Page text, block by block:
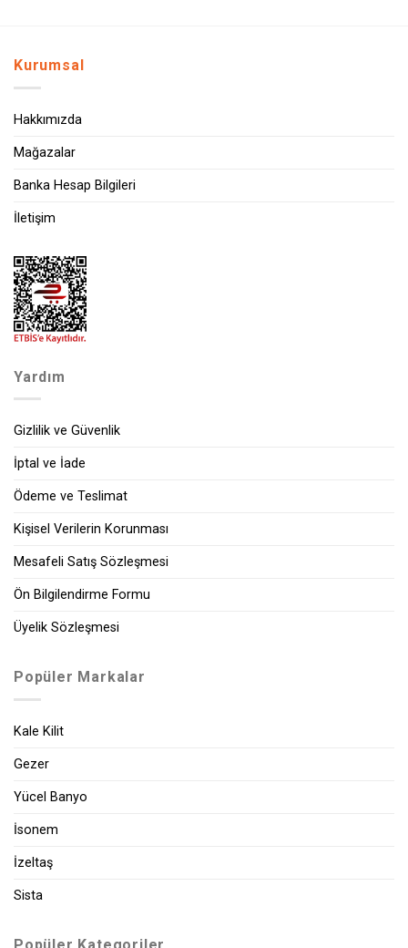
Kurumsal
Hakkımızda
Mağazalar
Banka Hesap Bilgileri
İletişim
Yardım
Gizlilik ve Güvenlik
İptal ve İade
Ödeme ve Teslimat
Kişisel Verilerin Korunması
Mesafeli Satış Sözleşmesi
Ön Bilgilendirme Formu
Üyelik Sözleşmesi
Popüler Markalar
Kale Kilit
Gezer
Yücel Banyo
İsonem
İzeltaş
Sista
Popüler Kategoriler